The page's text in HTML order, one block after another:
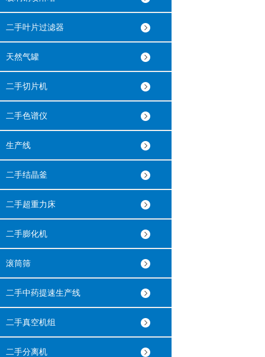
二手叶片过滤器
天然气罐
二手切片机
二手色谱仪
生产线
二手结晶釜
二手超重力床
二手膨化机
滚筒筛
二手中药提速生产线
二手真空机组
二手分离机